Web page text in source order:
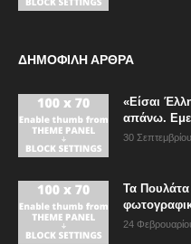
ΔΗΜΟΦΙΛΗ ΑΡΘΡΑ
«Είσαι
απάνω.
30
Τα
24